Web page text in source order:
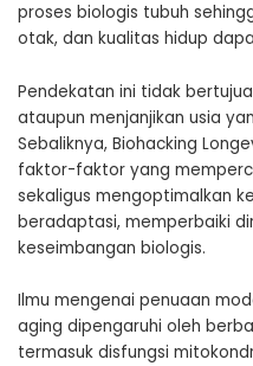
proses biologis tubuh
otak, dan kualitas hidup
Pendekatan ini tidak
ataupun menjanjikan usia
Sebaliknya, Biohacking
faktor-faktor yang
sekaligus mengoptimalkan
beradaptasi, memperbaiki
keseimbangan biologis.
Ilmu mengenai penuaan
aging dipengaruhi oleh
termasuk disfungsi